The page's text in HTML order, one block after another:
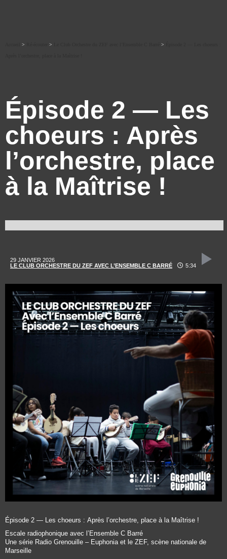
> > >
Épisode 2 — Les
choeurs : Après
l’orchestre, place
à la Maîtrise !
29 JANVIER 2026
LE CLUB ORCHESTRE DU ZEF AVEC L’ENSEMBLE C BARRÉ
5:34
Épisode 2 — Les choeurs : Après l’orchestre, place à la Maîtrise !
Escale radiophonique avec l’Ensemble C Barré
Une série Radio Grenouille – Euphonia et le ZEF, scène nationale de
Marseille